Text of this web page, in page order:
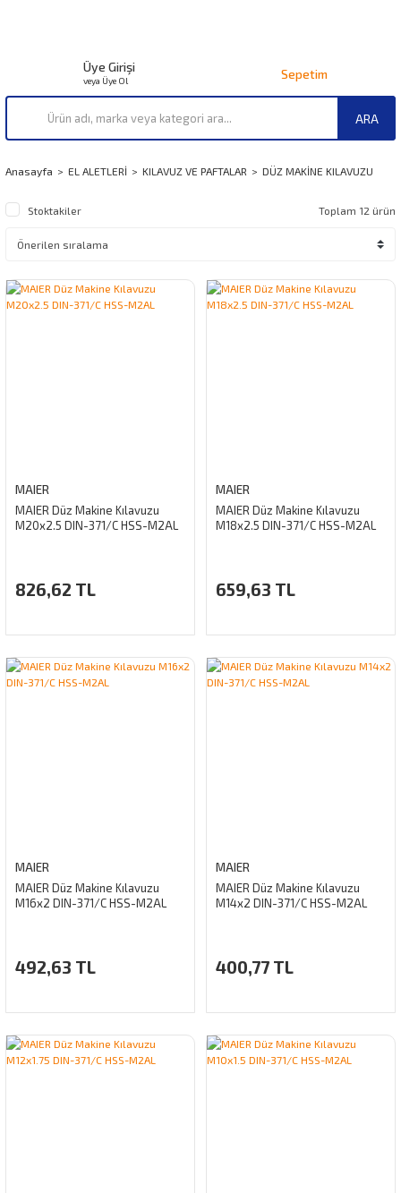
ARA
Üye Girişi
veya Üye Ol Sepetim
Anasayfa EL ALETLERİ KILAVUZ VE PAFTALAR DÜZ MAKİNE KILAVUZU
Stoktakiler Toplam 12 ürün
MAIER
MAIER Düz Makine Kılavuzu
M20x2.5 DIN-371/C HSS-M2AL
826,62 TL
MAIER
MAIER Düz Makine Kılavuzu
M18x2.5 DIN-371/C HSS-M2AL
659,63 TL
MAIER
MAIER Düz Makine Kılavuzu
M16x2 DIN-371/C HSS-M2AL
492,63 TL
MAIER
MAIER Düz Makine Kılavuzu
M14x2 DIN-371/C HSS-M2AL
400,77 TL